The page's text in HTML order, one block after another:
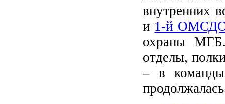
внутренних
и 1-й
охраны
отделы,
– в